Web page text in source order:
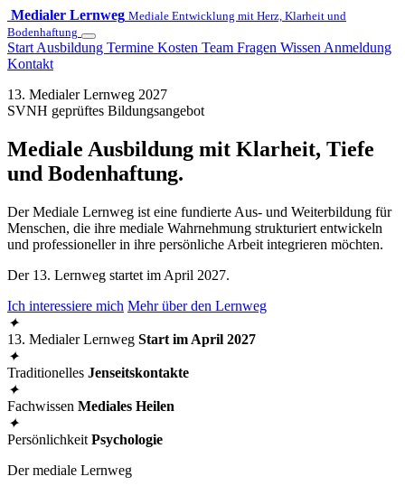
Medialer Lernweg Mediale Entwicklung mit Herz, Klarheit und
Bodenhaftung
Start Ausbildung Termine Kosten Team Fragen Wissen Anmeldung
Kontakt
13. Medialer Lernweg 2027
SVNH geprüftes Bildungsangebot
Mediale Ausbildung mit Klarheit, Tiefe
und Bodenhaftung.
Der Mediale Lernweg ist eine fundierte Aus- und Weiterbildung für
Menschen, die ihre mediale Wahrnehmung strukturiert entwickeln
und professioneller in ihre persönliche Arbeit integrieren möchten.
Der 13. Lernweg startet im April 2027.
Ich interessiere mich Mehr über den Lernweg
✦
13. Medialer Lernweg Start im April 2027
✦
Traditionelles Jenseitskontakte
✦
Fachwissen Mediales Heilen
✦
Persönlichkeit Psychologie
Der mediale Lernweg